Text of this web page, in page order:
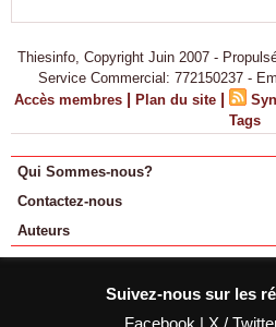
Thiesinfo, Copyright Juin 2007 -
Service Commercial: 772150237 -
Accès membres | Plan du site |
Tags
Qui Sommes-nous?
Contactez-nous
Auteurs
Suivez-nous sur les
Facebook | X /